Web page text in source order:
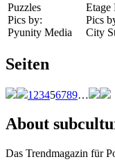
Puzzles
Pics by:
Pyunity Media
Etage
Pics
City
Seiten
1 23456789…
About
Das Trendmagazin für